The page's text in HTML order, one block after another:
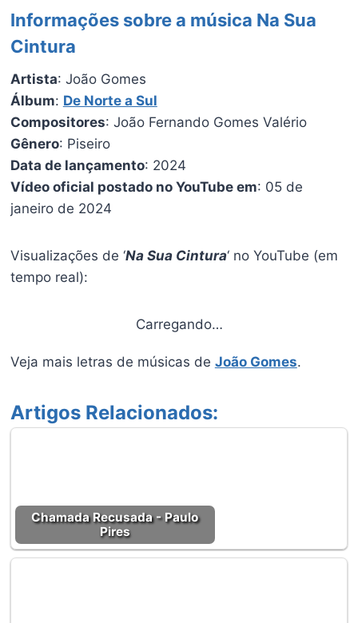
Informações sobre a música Na Sua
Cintura
Artista: João Gomes
Álbum: De Norte a Sul
Compositores: João Fernando Gomes Valério
Gênero: Piseiro
Data de lançamento: 2024
Vídeo oficial postado no YouTube em: 05 de
janeiro de 2024
Visualizações de ‘Na Sua Cintura‘ no YouTube (em
tempo real):
Carregando…
Veja mais letras de músicas de João Gomes.
Artigos Relacionados:
Chamada Recusada - Paulo
Pires